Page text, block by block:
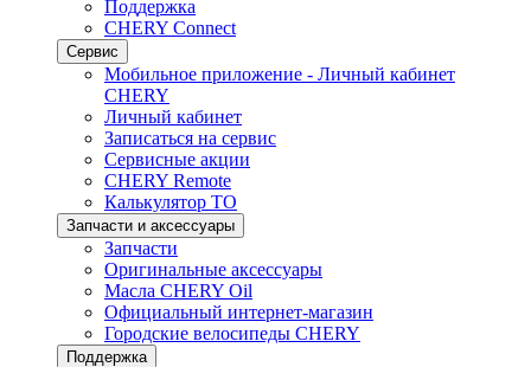
Поддержка
CHERY Connect
Сервис
Мобильное приложение - Личный кабинет
CHERY
Личный кабинет
Записаться на сервис
Сервисные акции
CHERY Remote
Калькулятор ТО
Запчасти и аксессуары
Запчасти
Оригинальные аксессуары
Масла CHERY Oil
Официальный интернет-магазин
Городские велосипеды CHERY
Поддержка